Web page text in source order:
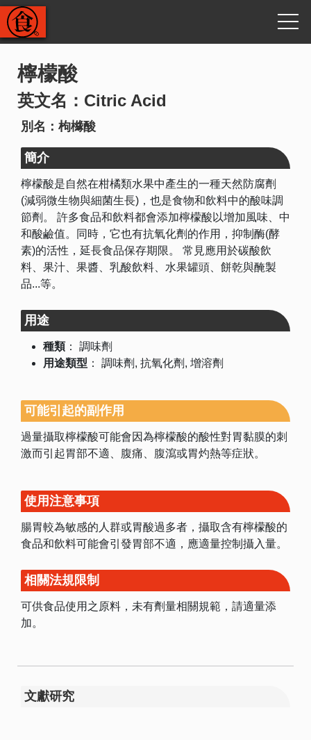
檸檬酸
英文名：Citric Acid
別名：枸櫞酸
簡介
檸檬酸是自然在柑橘類水果中產生的一種天然防腐劑
(減弱微生物與細菌生長)，也是食物和飲料中的酸味調
節劑。 許多食品和飲料都會添加檸檬酸以增加風味、中
和酸鹼值。同時，它也有抗氧化劑的作用，抑制酶(酵
素)的活性，延長食品保存期限。 常見應用於碳酸飲
料、果汁、果醬、乳酸飲料、水果罐頭、餅乾與醃製
品...等。
用途
種類： 調味劑
用途類型 ： 調味劑 抗氧化劑 增溶劑
可能引起的副作用
過量攝取檸檬酸可能會因為檸檬酸的酸性對胃黏膜的刺
激而引起胃部不適、腹痛、腹瀉或胃灼熱等症狀。
使用注意事項
腸胃較為敏感的人群或胃酸過多者，攝取含有檸檬酸的
食品和飲料可能會引發胃部不適，應適量控制攝入量。
相關法規限制
可供食品使用之原料，未有劑量相關規範，請適量添
加。
文獻研究